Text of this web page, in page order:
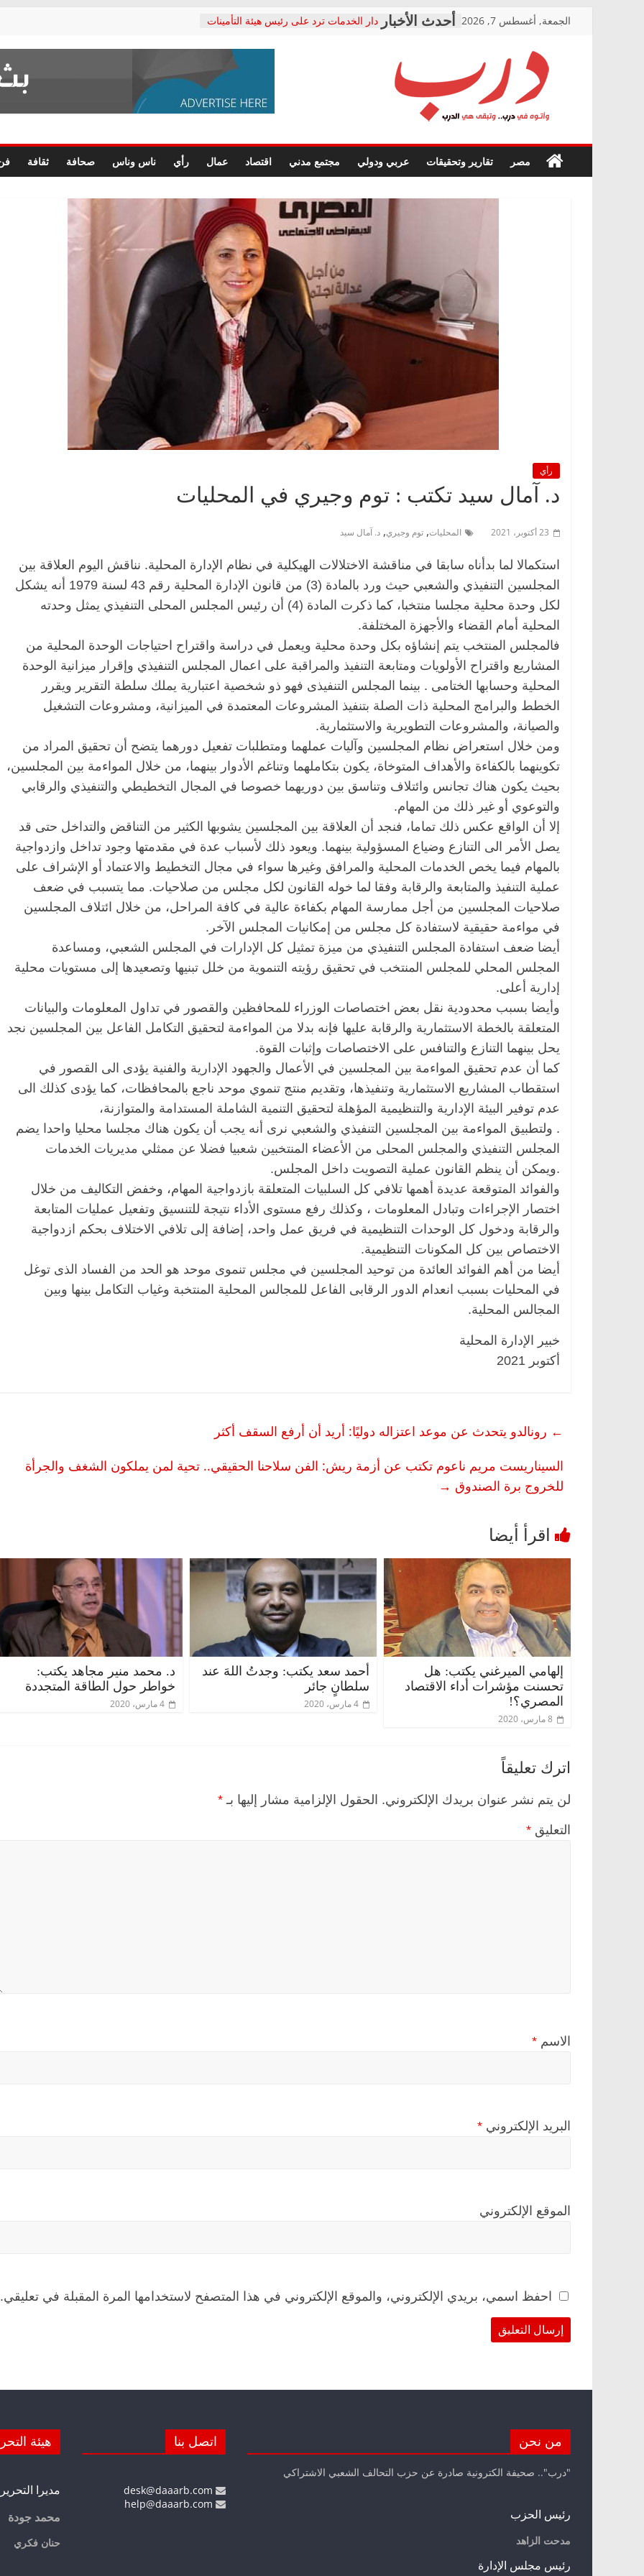
الجمعة, أغسطس 7, 2026
دار الخدمات ترد على رئيس هيئة التأمينات
معاناة أصحاب المعاشات.. ونطالب بكشف
فرحات سليمان يكتب: القطاع الصحي إلى
حزب التحالف الشعبي يطلق لجنة “الحق
صور .. اعتماد الرسومات النهائية للقرار
الوزاري لمدينة الصحفيين.. وانتهاء أعمال
إنشاء المبنى الإداري
متابعة قضية الدكتور محمد زهران.. ويؤكد:
قرينة البراءة وضمانات المحاكمة العادلة
حق أصيل
درب
في
درب..
مصر تقارير وتحقيقات عربي ودولي مجتمع مدني اقتصاد عمال رأي ناس وناس صحافة ثقافة
رأي
د. آمال سيد تكتب : توم وجيري في المحليات
23 أكتوبر، 2021 المحليات, توم وجيري, د. آمال سيد
استكمالا لما بدأناه سابقا في مناقشة الاختلالات الهيكلية في نظام الإدارة المحلية. نناقش اليوم العلاقة بين
المجلسين التنفيذي والشعبي حيث ورد بالمادة (3) من قانون الإدارة المحلية رقم 43 لسنة 1979 أنه يشكل
لكل وحدة محلية مجلسا منتخبا، كما ذكرت المادة (4) أن رئيس المجلس المحلى التنفيذي يمثل وحدته
المحلية أمام القضاء والأجهزة المختلفة.
فالمجلس المنتخب يتم إنشاؤه بكل وحدة محلية ويعمل في دراسة واقتراح احتياجات الوحدة المحلية من
المشاريع واقتراح الأولويات ومتابعة التنفيذ والمراقبة على اعمال المجلس التنفيذي وإقرار ميزانية الوحدة
المحلية وحسابها الختامى . بينما المجلس التنفيذى فهو ذو شخصية اعتبارية يملك سلطة التقرير ويقرر
الخطط والبرامج المحلية ذات الصلة بتنفيذ المشروعات المعتمدة في الميزانية، ومشروعات التشغيل
والصيانة، والمشروعات التطويرية والاستثمارية.
ومن خلال استعراض نظام المجلسين وآليات عملهما ومتطلبات تفعیل دورهما يتضح أن تحقيق المراد من
تكوينهما بالكفاءة والأهداف المتوخاة، يكون بتكاملهما وتناغم الأدوار بینهما، من خلال المواءمة بین المجلسين،
بحیث يكون هناك تجانس وائتلاف وتناسق بین دوريهما خصوصا في المجال التخطيطي والتنفيذي والرقابي
والتوعوي أو غير ذلك من المهام.
إلا أن الواقع عكس ذلك تماما، فنجد أن العلاقة بين المجلسين يشوبها الكثير من التناقض والتداخل حتى قد
يصل الأمر الى التنازع وضياع المسؤولية بينهما. ويعود ذلك لأسباب عدة في مقدمتها وجود تداخل وازدواجية
بالمهام فيما يخص الخدمات المحلية والمرافق وغيرها سواء في مجال التخطيط والاعتماد أو الإشراف على
عملية التنفيذ والمتابعة والرقابة وفقا لما خوله القانون لكل مجلس من صلاحيات. مما يتسبب في ضعف
صلاحيات المجلسين من أجل ممارسة المهام بكفاءة عالية في كافة المراحل، من خلال ائتلاف المجلسين
في مواءمة حقيقية لاستفادة كل مجلس من إمكانيات المجلس الآخر.
أيضا ضعف استفادة المجلس التنفيذي من ميزة تمثيل كل الإدارات في المجلس الشعبي، ومساعدة
المجلس المحلي للمجلس المنتخب في تحقيق رؤيته التنموية من خلل تبنيها وتصعيدها إلى مستويات محلية
إدارية أعلى.
وأيضا بسبب محدودية نقل بعض اختصاصات الوزراء للمحافظين والقصور في تداول المعلومات والبيانات
المتعلقة بالخطة الاستثمارية والرقابة عليها فإنه بدلا من المواءمة لتحقيق التكامل الفاعل بين المجلسين نجد
يحل بينهما التنازع والتنافس على الاختصاصات وإثبات القوة.
كما أن عدم تحقيق المواءمة بين المجلسين في الأعمال والجهود الإدارية والفنية يؤدى الى القصور في
استقطاب المشاريع الاستثمارية وتنفيذها، وتقديم منتج تنموي موحد ناجع بالمحافظات، كما يؤدى كذلك الى
عدم توفير البيئة الإدارية والتنظيمية المؤهلة لتحقيق التنمية الشاملة المستدامة والمتوازنة،
. ولتطبيق المواءمة بين المجلسين التنفيذي والشعبي نرى أنه يجب أن يكون هناك مجلسا محليا واحدا يضم
المجلس التنفيذي والمجلس المحلى من الأعضاء المنتخبين شعبيا فضلا عن ممثلي مديريات الخدمات
.ويمكن أن ينظم القانون عملية التصويت داخل المجلس.
والفوائد المتوقعة عديدة أهمها تلافي كل السلبيات المتعلقة بازدواجية المهام، وخفض التكاليف من خلال
اختصار الإجراءات وتبادل المعلومات ، وكذلك رفع مستوى الأداء نتيجة للتنسيق وتفعيل عمليات المتابعة
والرقابة ودخول كل الوحدات التنظيمية في فريق عمل واحد، إضافة إلى تلافي الاختلاف بحكم ازدواجية
الاختصاص بين كل المكونات التنظيمية.
أيضا من أهم الفوائد العائدة من توحيد المجلسين في مجلس تنموى موحد هو الحد من الفساد الذى توغل
في المحليات بسبب انعدام الدور الرقابى الفاعل للمجالس المحلية المنتخبة وغياب التكامل بينها وبين
المجالس المحلية.
خبير الإدارة المحلية
أكتوبر 2021
← رونالدو يتحدث عن موعد اعتزاله دوليًا: أريد أن أرفع السقف أكثر
السيناريست مريم ناعوم تكتب عن أزمة ريش: الفن سلاحنا الحقيقي.. تحية لمن يملكون الشغف والجرأة
للخروج برة الصندوق →
إلهامي الميرغني يكتب: هل
تحسنت مؤشرات أداء الاقتصاد
المصري؟!
8 مارس، 2020
أحمد سعد يكتب: وجدتُ اللهَ عند
سلطانٍ جائر
4 مارس، 2020
د. محمد منير مجاهد يكتب:
خواطر حول الطاقة المتجددة
4 مارس، 2020
اترك تعليقاً
لن يتم نشر عنوان بريدك الإلكتروني. الحقول الإلزامية مشار إليها بـ *
التعليق *
الاسم *
البريد الإلكتروني *
الموقع الإلكتروني
احفظ اسمي، بريدي الإلكتروني، والموقع الإلكتروني في هذا المتصفح لاستخدامها المرة المقبلة في تعليقي.
الرئيسية مصر ناس وناس
حسين عبدالهادي فارس مقاومة
الخصخصة الذي دافع عن المال العام
(بروفايل)
21 فبراير، 2026
الرئيسية مصر ناس وناس
في ذكرى رحيله.. د. نور فرحات فقيه
قانوني دافع عن قضايا الوطن وانحاز
للحرية (بروفايل)
26 يناير، 2026
فاروق.. خبير اقتصادي
ميلاده وحيداً على أبواب
من نحن
"درب".. صحيفة الكترونية صادرة عن حزب التحالف الشعبي الاشتراكي
رئيس الحزب
مدحت الزاهد
رئيس مجلس الإدارة
اتصل بنا هيئة
مديرا التحرير
محمد جودة
حنان فكري